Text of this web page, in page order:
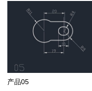
产品05